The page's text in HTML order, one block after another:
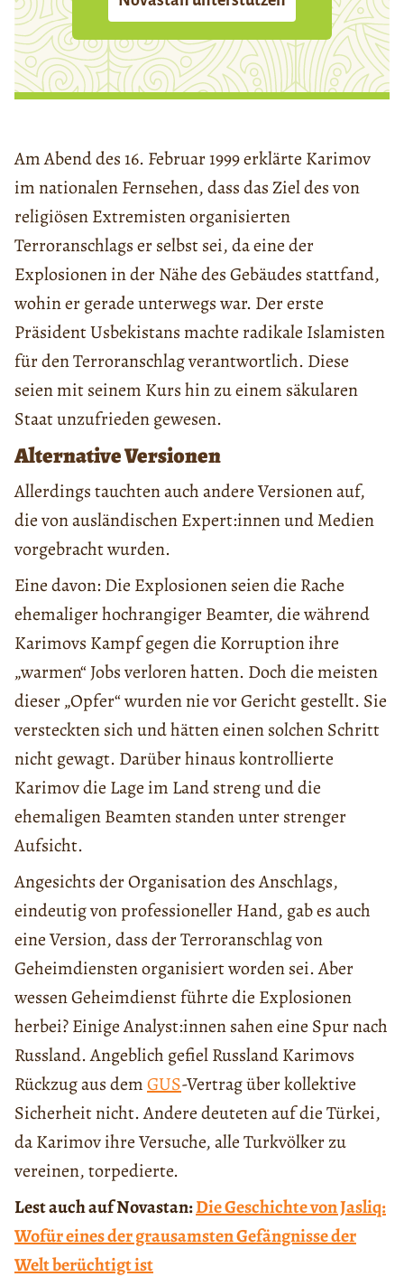
Am Abend des 16. Februar 1999 erklärte Karimov
im nationalen Fernsehen, dass das Ziel des von
religiösen Extremisten organisierten
Terroranschlags er selbst sei, da eine der
Explosionen in der Nähe des Gebäudes stattfand,
wohin er gerade unterwegs war. Der erste
Präsident Usbekistans machte radikale Islamisten
für den Terroranschlag verantwortlich. Diese
seien mit seinem Kurs hin zu einem säkularen
Staat unzufrieden gewesen.
Alternative Versionen
Allerdings tauchten auch andere Versionen auf,
die von ausländischen Expert:innen und Medien
vorgebracht wurden.
Eine davon: Die Explosionen seien die Rache
ehemaliger hochrangiger Beamter, die während
Karimovs Kampf gegen die Korruption ihre
„warmen“ Jobs verloren hatten. Doch die meisten
dieser „Opfer“ wurden nie vor Gericht gestellt. Sie
versteckten sich und hätten einen solchen Schritt
nicht gewagt. Darüber hinaus kontrollierte
Karimov die Lage im Land streng und die
ehemaligen Beamten standen unter strenger
Aufsicht.
Angesichts der Organisation des Anschlags,
eindeutig von professioneller Hand, gab es auch
eine Version, dass der Terroranschlag von
Geheimdiensten organisiert worden sei. Aber
wessen Geheimdienst führte die Explosionen
herbei? Einige Analyst:innen sahen eine Spur nach
Russland. Angeblich gefiel Russland Karimovs
Rückzug aus demGUS-Vertrag über kollektive
Sicherheit nicht. Andere deuteten auf die Türkei,
da Karimov ihre Versuche, alle Turkvölker zu
vereinen, torpedierte.
Lest auch auf Novastan:Die Geschichte von Jasliq:
Wofür eines der grausamsten Gefängnisse der
Welt berüchtigt ist